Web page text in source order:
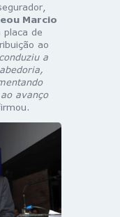
Marcio
placa de
ao
a
avanço